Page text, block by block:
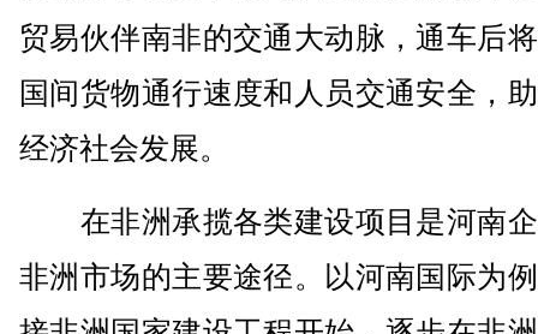
贸易伙伴南非的交通大动脉，通车后
国间货物通行速度和人员交通安全，
经济社会发展。
在非洲承揽各类建设项目是河南
非洲市场的主要途径。以河南国际为